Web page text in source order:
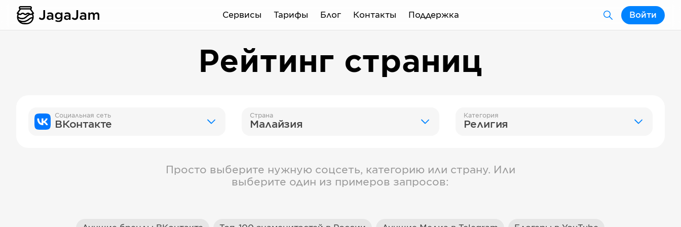
Сервисы Тарифы Блог Контакты Поддержка Войти
Рейтинг страниц
Социальная сеть
ВКонтакте
Страна
Малайзия
Категория
Религия
Просто выберите нужную соцсеть, категорию или страну. Или
выберите один из примеров запросов: